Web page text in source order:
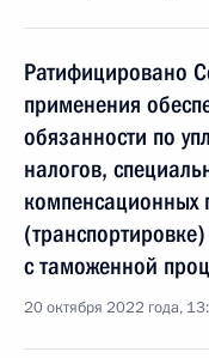
Ратифицировано
применения
обязанности по
налогов,
компенсационных
с таможенной
20 октября 2022 года,